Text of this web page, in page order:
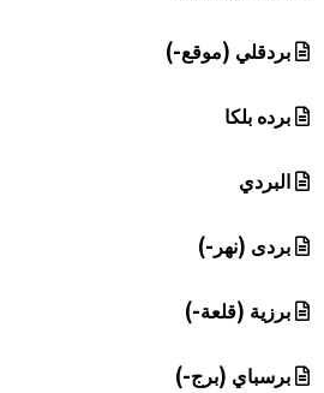
بردقلي (موقع-)
برده بلكا
البردي
بردى (نهر-)
برزية (قلعة-)
برسباي (برج-)